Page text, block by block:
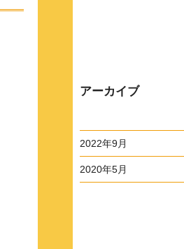
アーカイブ
2022年9月
2020年5月